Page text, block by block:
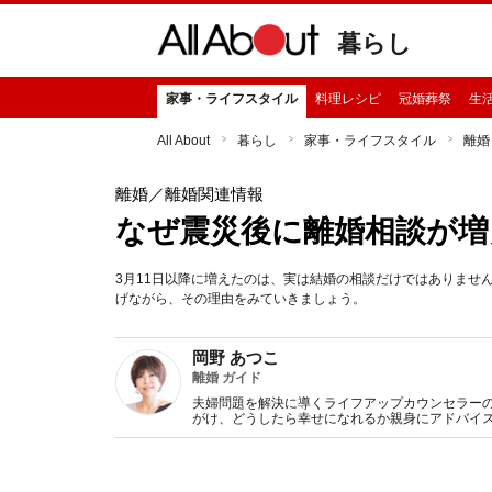
暮らし
家事・ライフスタイル 料理レシピ 冠婚葬祭 生
All About 暮らし 家事・ライフスタイル 離婚
離婚／離婚関連情報
なぜ震災後に離婚相談が
3月11日以降に増えたのは、実は結婚の相談だけではありませ
げながら、その理由をみていきましょう。
岡野 あつこ
離婚 ガイド
夫婦問題を解決に導くライフアップカウンセラ
がけ、どうしたら幸せになれるか親身にアドバイ
多くの人の共感を得ている。元祖･離婚カウンセ